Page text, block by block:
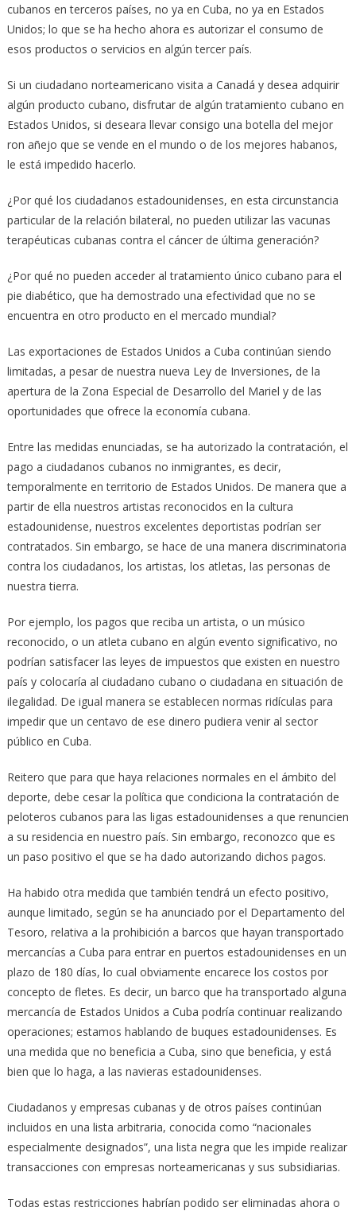
cubanos en terceros países, no ya en Cuba, no ya en Estados
Unidos; lo que se ha hecho ahora es autorizar el consumo de
esos productos o servicios en algún tercer país.
Si un ciudadano norteamericano visita a Canadá y desea adquirir
algún producto cubano, disfrutar de algún tratamiento cubano en
Estados Unidos, si deseara llevar consigo una botella del mejor
ron añejo que se vende en el mundo o de los mejores habanos,
le está impedido hacerlo.
¿Por qué los ciudadanos estadounidenses, en esta circunstancia
particular de la relación bilateral, no pueden utilizar las vacunas
terapéuticas cubanas contra el cáncer de última generación?
¿Por qué no pueden acceder al tratamiento único cubano para el
pie diabético, que ha demostrado una efectividad que no se
encuentra en otro producto en el mercado mundial?
Las exportaciones de Estados Unidos a Cuba continúan siendo
limitadas, a pesar de nuestra nueva Ley de Inversiones, de la
apertura de la Zona Especial de Desarrollo del Mariel y de las
oportunidades que ofrece la economía cubana.
Entre las medidas enunciadas, se ha autorizado la contratación, el
pago a ciudadanos cubanos no inmigrantes, es decir,
temporalmente en territorio de Estados Unidos. De manera que a
partir de ella nuestros artistas reconocidos en la cultura
estadounidense, nuestros excelentes deportistas podrían ser
contratados. Sin embargo, se hace de una manera discriminatoria
contra los ciudadanos, los artistas, los atletas, las personas de
nuestra tierra.
Por ejemplo, los pagos que reciba un artista, o un músico
reconocido, o un atleta cubano en algún evento significativo, no
podrían satisfacer las leyes de impuestos que existen en nuestro
país y colocaría al ciudadano cubano o ciudadana en situación de
ilegalidad. De igual manera se establecen normas ridículas para
impedir que un centavo de ese dinero pudiera venir al sector
público en Cuba.
Reitero que para que haya relaciones normales en el ámbito del
deporte, debe cesar la política que condiciona la contratación de
peloteros cubanos para las ligas estadounidenses a que renuncien
a su residencia en nuestro país. Sin embargo, reconozco que es
un paso positivo el que se ha dado autorizando dichos pagos.
Ha habido otra medida que también tendrá un efecto positivo,
aunque limitado, según se ha anunciado por el Departamento del
Tesoro, relativa a la prohibición a barcos que hayan transportado
mercancías a Cuba para entrar en puertos estadounidenses en un
plazo de 180 días, lo cual obviamente encarece los costos por
concepto de fletes. Es decir, un barco que ha transportado alguna
mercancía de Estados Unidos a Cuba podría continuar realizando
operaciones; estamos hablando de buques estadounidenses. Es
una medida que no beneficia a Cuba, sino que beneficia, y está
bien que lo haga, a las navieras estadounidenses.
Ciudadanos y empresas cubanas y de otros países continúan
incluidos en una lista arbitraria, conocida como “nacionales
especialmente designados”, una lista negra que les impide realizar
transacciones con empresas norteamericanas y sus subsidiarias.
Todas estas restricciones habrían podido ser eliminadas ahora o